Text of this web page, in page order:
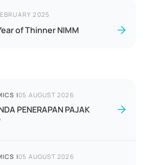
2025
of Thinner NIMM
|05 AUGUST 2026
PENERAPAN PAJAK
|05 AUGUST 2026